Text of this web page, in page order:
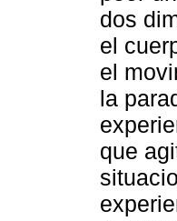
dos
el
el
la
que